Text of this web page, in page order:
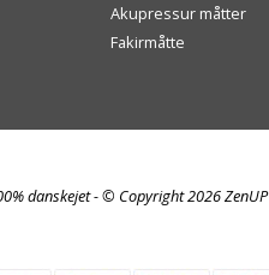
Akupressur måtter
Fakirmåtte
danskejet - © Copyright 2026 ZenUP